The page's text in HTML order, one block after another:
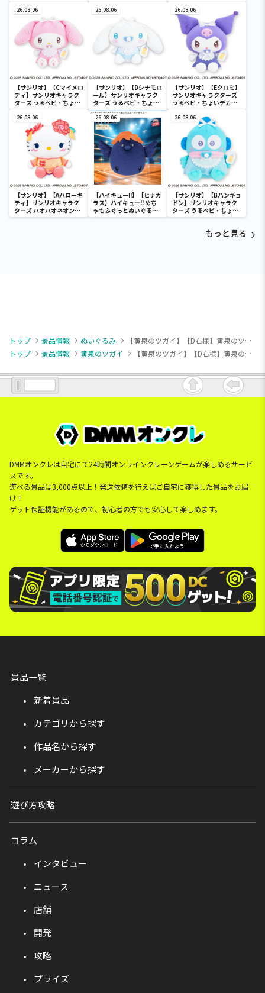
ぐるみ～カビゴン～
26.08.06
【サンリオ】【Cマイメロ
ディ】サンリオキャラク
ターズ うるベビ・ちょい
26.08.06
【サンリオ】【Dシナモロ
ール】サンリオキャラク
ターズ うるベビ・ちょい
デカドール
26.08.06
【サンリオ】【Eクロミ】
サンリオキャラクターズ
うるベビ・ちょいデカド
26.08.06
【サンリオ】【Aハローキ
ティ】サンリオキャラク
ターズ ハオハオネオンタ
ウンドールBIGタイプ1
26.08.06
【ハイキュー!!】【ヒナガ
ラス】ハイキュー!! めち
ゃもふぐっとぬいぐるみ
～ヒナガラス～
26.08.06
【サンリオ】【Bハンギョ
ドン】サンリオキャラク
ターズ うるベビ・ちょい
デカドール
もっと見る
トップ 景品情報 ぬいぐるみ
【黄泉のツガイ】【D右様】黄泉のツガイ ちまっとさん ぬいぐるみ Part1
トップ
景品情報 黄泉のツガイ 【黄泉のツガイ】【D右様】黄泉のツガイ ちまっとさん ぬいぐるみ Part1
DMMオンクレは自宅にて24時間オンラインクレーンゲームが楽しめるサービ
スです。
遊べる景品は3,000点以上！発送依頼を行えばご自宅に獲得した景品をお届
け！
ゲット保証機能があるので、初心者の方でも安心して楽しめます。
景品一覧
新着景品
カテゴリから探す
作品名から探す
メーカーから探す
遊び方攻略
コラム
インタビュー
ニュース
店舗
開発
攻略
プライズ